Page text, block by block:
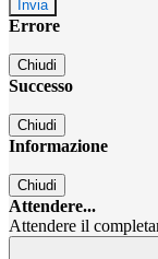
Errore
Chiudi
Successo
Chiudi
Informazione
Chiudi
Attendere...
Attendere il